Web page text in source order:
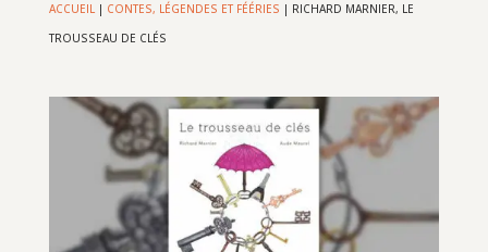
ACCUEIL| CONTES, LÉGENDES ET FÉÉRIES | RICHARD MARNIER, LE
TROUSSEAU DE CLÉS